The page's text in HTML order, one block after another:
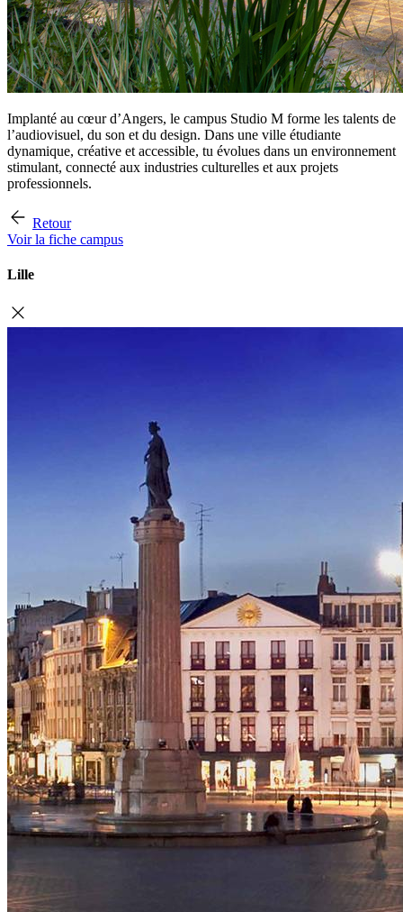
Implanté au cœur d’Angers, le campus Studio M forme les talents de
l’audiovisuel, du son et du design. Dans une ville étudiante
dynamique, créative et accessible, tu évolues dans un environnement
stimulant, connecté aux industries culturelles et aux projets
professionnels.
Retour
Voir la fiche campus
Lille